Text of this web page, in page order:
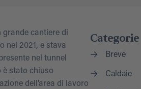
grande cantiere di
nel 2021, e stava
nel tunnel
è stato chiuso
dell’area di lavoro
Categorie
Breve
Caldaie